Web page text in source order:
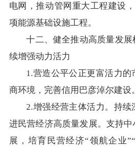
电网，推动管网重大工程建设
项能源基础设施工程。
十二、健全推动高质量发
续增强动力活力
1.营造公平公正更富活力
商环境，完善信用巴彦淖尔建设。
2.增强经营主体活力。持续
进民营经济高质量发展。支持
展，培育民营经济“领航企业